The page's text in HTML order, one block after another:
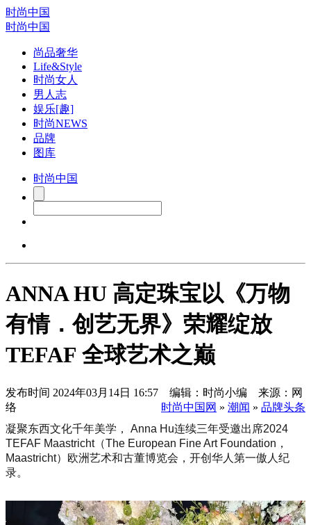
时尚中国
时尚中国
尚品奢华
Life&Style
时尚女人
男人志
娱乐[趣]
时尚NEWS
品牌
图库
时尚中国
ANNA HU 高定珠宝以《万物
有情．创艺无界》荣耀绽放
TEFAF 全球艺术之巅
发布时间 2024年03月14日 16:57 编辑：时尚小编 来源：网
络
时尚中国网 » 潮闻 » 品牌头条
凝聚东西文化千年美学， Anna Hu连续三年受邀出席2024
TEFAF Maastricht（The European Fine Art Foundation，
Maastricht）欧洲艺术和古董博览会，开创华人第一傲人纪
录。